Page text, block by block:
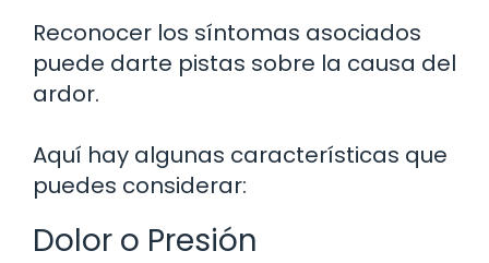
Reconocer los síntomas asociados
puede darte pistas sobre la causa del
ardor.
Aquí hay algunas características que
puedes considerar:
Dolor o Presión